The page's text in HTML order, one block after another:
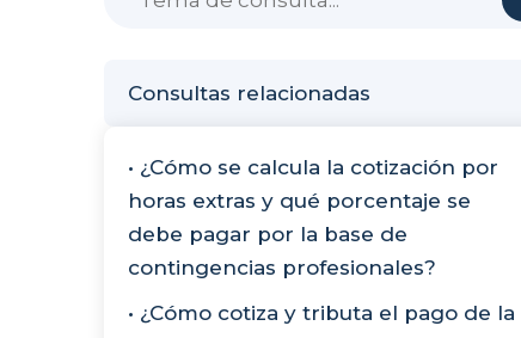
Consultas relacionadas
• ¿Cómo se calcula la cotización por
horas extras y qué porcentaje se
debe pagar por la base de
contingencias profesionales?
• ¿Cómo cotiza y tributa el pago de la